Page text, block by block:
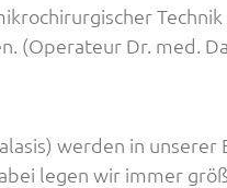
(Operateur Dr. med.
werden in unserer
legen wir immer